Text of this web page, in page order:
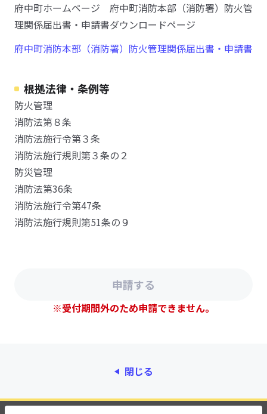
府中町ホームページ 府中町消防本部（消防署）防火管
理関係届出書・申請書ダウンロードページ
府中町消防本部（消防署）防火管理関係届出書・申請書
根拠法律・条例等
防火管理
消防法第８条
消防法施行令第３条
消防法施行規則第３条の２
防災管理
消防法第36条
消防法施行令第47条
消防法施行規則第51条の９
※受付期間外のため申請できません。
閉じる